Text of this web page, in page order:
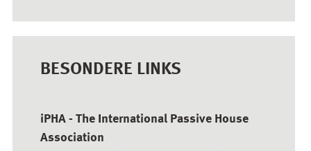
BESONDERE LINKS
iPHA - The International Passive House
Association